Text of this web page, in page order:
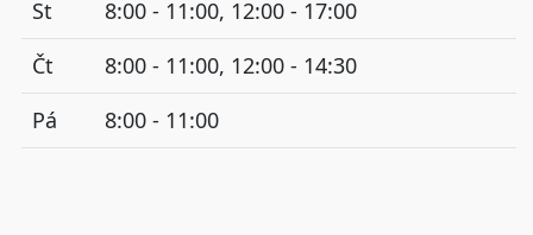
St
8:00 - 11:00, 12:00 - 17:00
Čt
8:00 - 11:00, 12:00 - 14:30
Pá
8:00 - 11:00